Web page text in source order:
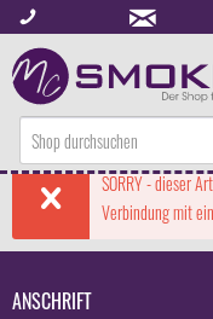
SORRY - dieser
Verbindung mit
ANSCHRIFT